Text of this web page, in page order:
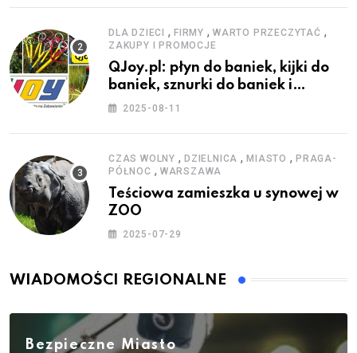
DLA DZIECI , FIRMY , WARTO PRZECZYTAĆ ,
ZAKUPY I PROMOCJE
QJoy.pl: płyn do baniek, kijki do
baniek, sznurki do baniek i
zestawy do baniek
2025-08-11
CZAS WOLNY , DZIELNICA ,MIASTO ,PRAGA-
PÓŁNOC , WARSZAWA
Teściowa zamieszka u synowej w
ZOO
2025-07-29
WIADOMOŚCI REGIONALNE
Bezpieczne Miasto